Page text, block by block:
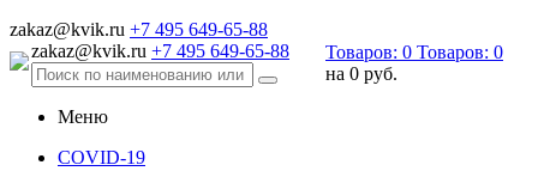
zakaz@kvik.ru +7 495 649-65-88
zakaz@kvik.ru +7 495 649-65-88 Товаров: 0 Товаров: 0
на 0 руб.
Меню
COVID-19